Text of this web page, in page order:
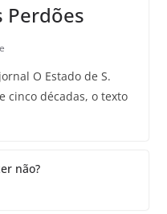
Perdões
O Estado de S.
cinco décadas, o texto
não?